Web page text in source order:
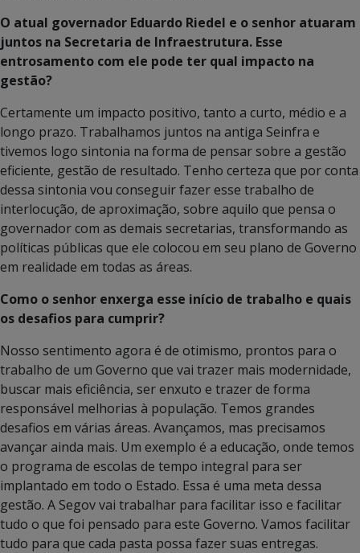
O atual governador Eduardo Riedel e o senhor atuaram
juntos na Secretaria de Infraestrutura. Esse
entrosamento com ele pode ter qual impacto na
gestão?
Certamente um impacto positivo, tanto a curto, médio e a
longo prazo. Trabalhamos juntos na antiga Seinfra e
tivemos logo sintonia na forma de pensar sobre a gestão
eficiente, gestão de resultado. Tenho certeza que por conta
dessa sintonia vou conseguir fazer esse trabalho de
interlocução, de aproximação, sobre aquilo que pensa o
governador com as demais secretarias, transformando as
políticas públicas que ele colocou em seu plano de Governo
em realidade em todas as áreas.
Como o senhor enxerga esse início de trabalho e quais
os desafios para cumprir?
Nosso sentimento agora é de otimismo, prontos para o
trabalho de um Governo que vai trazer mais modernidade,
buscar mais eficiência, ser enxuto e trazer de forma
responsável melhorias à população. Temos grandes
desafios em várias áreas. Avançamos, mas precisamos
avançar ainda mais. Um exemplo é a educação, onde temos
o programa de escolas de tempo integral para ser
implantado em todo o Estado. Essa é uma meta dessa
gestão. A Segov vai trabalhar para facilitar isso e facilitar
tudo o que foi pensado para este Governo. Vamos facilitar
tudo para que cada pasta possa fazer suas entregas.